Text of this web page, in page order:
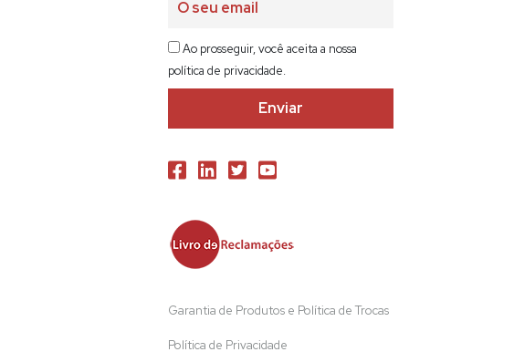
Ao prosseguir, você aceita a nossa
política de privacidade.
Garantia de Produtos e Política de Trocas
Política de Privacidade